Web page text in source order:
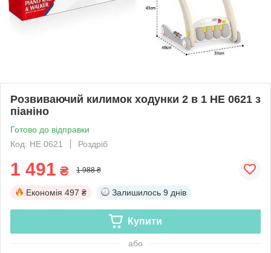
Розвиваючий килимок ходунки 2 в 1 HE 0621 з
піаніно
Готово до відправки
Код: HE 0621
Роздріб
1 491 ₴ 1 988 ₴
Економія 497 ₴ Залишилось 9 днів
Купити
або